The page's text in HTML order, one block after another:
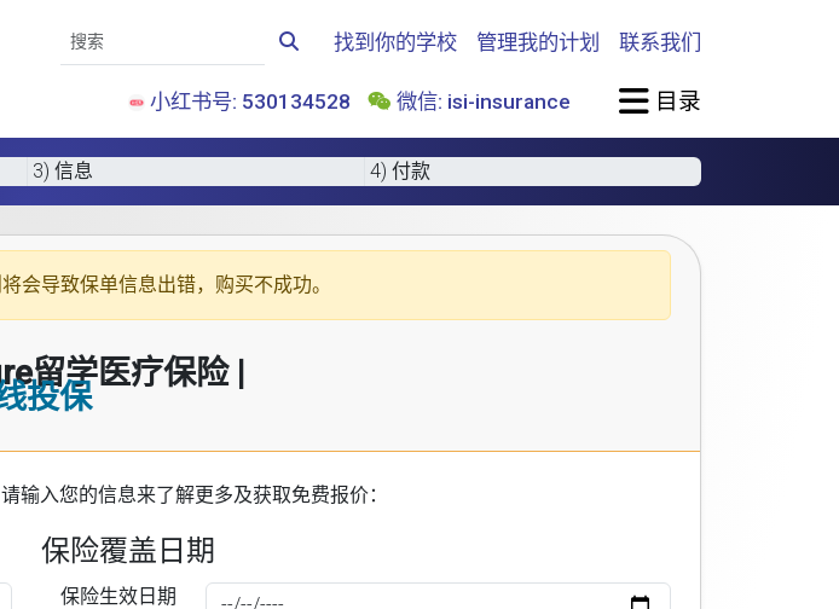
找到你的学校 管理我的计划 联系我们
小红书号: 530134528 微信: isi-insurance 目录
3) 信息 4) 付款
会导致保单信息出错，购买不成功。
留学医疗保险 |
投保
输入您的信息来了解更多及获取免费报价：
保险覆盖日期
保险生效日期